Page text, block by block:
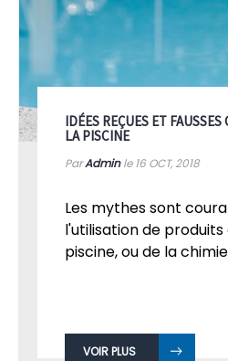
IDÉES REÇUES ET
LA PISCINE
ParAdminle 16 OCT, 2018
Les mythes sont
l'utilisation de
piscine, ou de la
VOIR PLUS